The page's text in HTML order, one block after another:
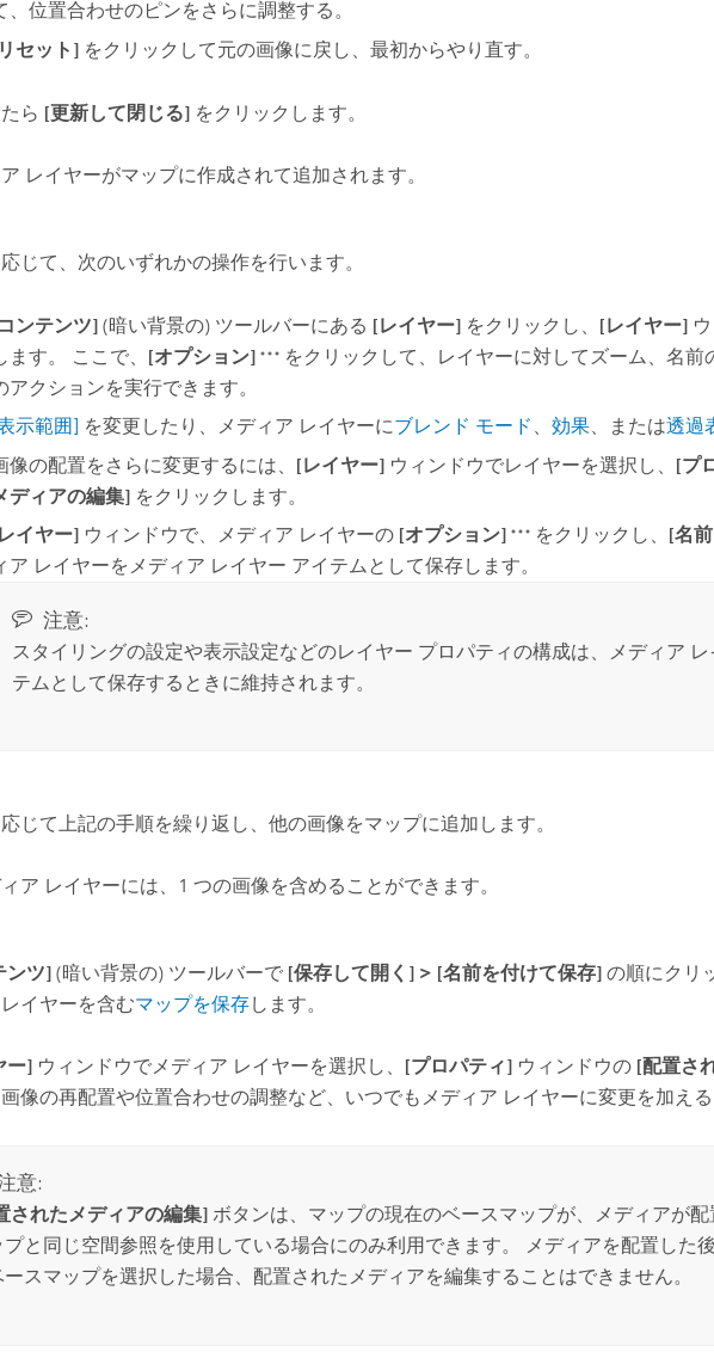
、位置合わせのピンをさらに調整する。
セット]をクリックして元の画像に戻し、最初からやり直す。
ら [更新して閉じる] をクリックします。
レイヤーがマップに作成されて追加されます。
じて、次のいずれかの操作を行います。
ンテンツ](暗い背景の) ツールバーにある [レイヤー]をクリックし、 [レイヤー]ウ
ます。 ここで、 [オプション]
をクリックして、レイヤーに対してズーム、名前
アクションを実行できます。
示範囲] を変更したり、メディア レイヤーにブレンド モード 、 効果、または透過
像の配置をさらに変更するには、 [レイヤー]ウィンドウでレイヤーを選択し、 [プ
ディアの編集]をクリックします。
イヤー]ウィンドウで、メディア レイヤーの [オプション] をクリックし、 [名
ア レイヤーをメディア レイヤー アイテムとして保存します。
注意:
スタイリングの設定や表示設定などのレイヤー プロパティの構成は、メディア
テムとして保存するときに維持されます。
じて上記の手順を繰り返し、他の画像をマップに追加します。
ア レイヤーには、1 つの画像を含めることができます。
ンツ] (暗い背景の) ツールバーで [保存して開く] > [名前を付けて保存] の順にクリ
イヤーを含むマップを保存します。
ー] ウィンドウでメディア レイヤーを選択し、 [プロパティ] ウィンドウの [配置さ
像の再配置や位置合わせの調整など、いつでもメディア レイヤーに変更を加える
意:
されたメディアの編集]ボタンは、マップの現在のベースマップが、メディアが
と同じ空間参照を使用している場合にのみ利用できます。 メディアを配置した
スマップを選択した場合、配置されたメディアを編集することはできません。